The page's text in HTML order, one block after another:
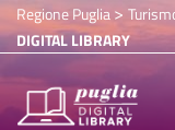
Regione Puglia>
DIGITAL LIBRARY